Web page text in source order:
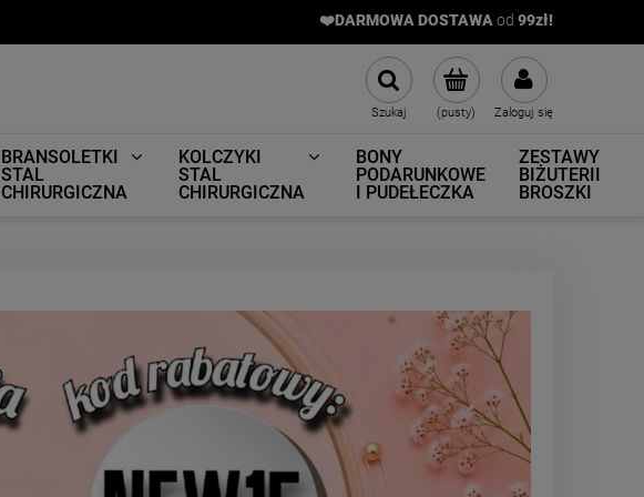
❤️DARMOWA DOSTAWA od 99zł!
(pusty) Zaloguj się
Szukaj
BRANSOLETKI
STAL
CHIRURGICZNA
KOLCZYKI
STAL
CHIRURGICZNA
BONY
PODARUNKOWE
I PUDEŁECZKA
ZESTAWY
BIŻUTERII
BROSZKI